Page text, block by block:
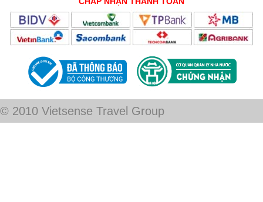
CÔNG TY CỔ PHẦN VIETSENSE
Trụ Sở Tại Hà Nội:
Số 88 Xã Đàn – Quận Đống Đa – Hà Nội
Email: Info@vietsensetravel.com,
Website:www.vietsensetravel.com,